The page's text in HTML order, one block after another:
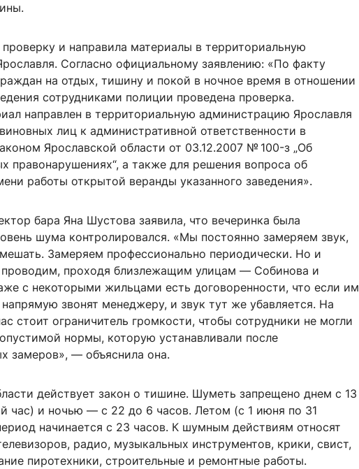
и направила материалы в территориальную
Согласно официальному заявлению: «По факту
на отдых, тишину и покой в ночное время в отношении
сотрудниками полиции проведена проверка.
направлен в территориальную администрацию Ярославля
лиц к административной ответственности в
Ярославской области от 03.12.2007 № 100-з „Об
правонарушениях“, а также для решения вопроса об
работы открытой веранды указанного заведения».
бара Яна Шустова заявила, что вечеринка была
шума контролировался. «Мы постоянно замеряем звук,
Замеряем профессионально периодически. Но и
проводим, проходя близлежащим улицам — Собинова и
с некоторыми жильцами есть договоренности, что если им
звонят менеджеру, и звук тут же убавляется. На
стоит ограничитель громкости, чтобы сотрудники не могли
нормы, которую устанавливали после
замеров», — объяснила она.
действует закон о тишине. Шуметь запрещено днем с 13
час) и ночью — с 22 до 6 часов. Летом (с 1 июня по 31
начинается с 23 часов. К шумным действиям относят
радио, музыкальных инструментов, крики, свист,
пиротехники, строительные и ремонтные работы.